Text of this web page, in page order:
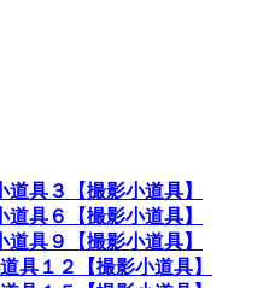
道具３【撮影小道具】
道具６【撮影小道具】
道具９【撮影小道具】
具１２【撮影小道具】